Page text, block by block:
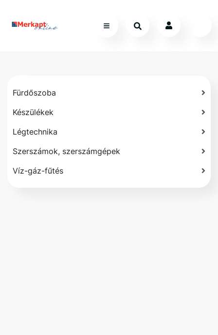
Fürdőszoba
Készülékek
Légtechnika
Szerszámok, szerszámgépek
Víz-gáz-fűtés